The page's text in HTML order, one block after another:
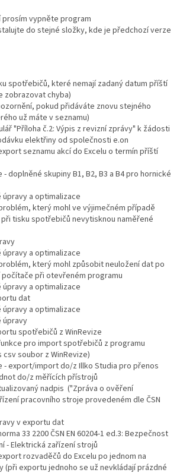
vypněte program
do stejné složky, kde je předchozí verze
spotřebičů, které nemají zadaný datum příští
zobrazovat chyba)
pokud přidáváte znovu stejného
už máte v seznamu)
"Příloha č.2: Výpis z revizní zprávy" k žádosti
elektřiny od společnosti e.on
seznamu akcí do Excelu o termín příští
doplněné skupiny B1, B2, B3 a B4 pro hornické
úpravy a optimalizace
který mohl ve výjimečném případě
tisku spotřebičů nevytisknou naměřené
úpravy a optimalizace
který mohl způsobit neuložení dat po
při otevřeném programu
úpravy a optimalizace
dat
úpravy a optimalizace
úpravy
spotřebičů z WinRevize
pro import spotřebičů z programu
csv soubor z WinRevize)
- export/import do/z Illko Studia pro přenos
do/z měřících přístrojů
nadpis ("Zpráva o ověření
pracovního stroje provedeném dle ČSN
v exportu dat
33 2200 ČSN EN 60204-1 ed.3: Bezpečnost
- Elektrická zařízení strojů
rozvaděčů do Excelu po jednom na
(při exportu jednoho se už nevkládají prázdné